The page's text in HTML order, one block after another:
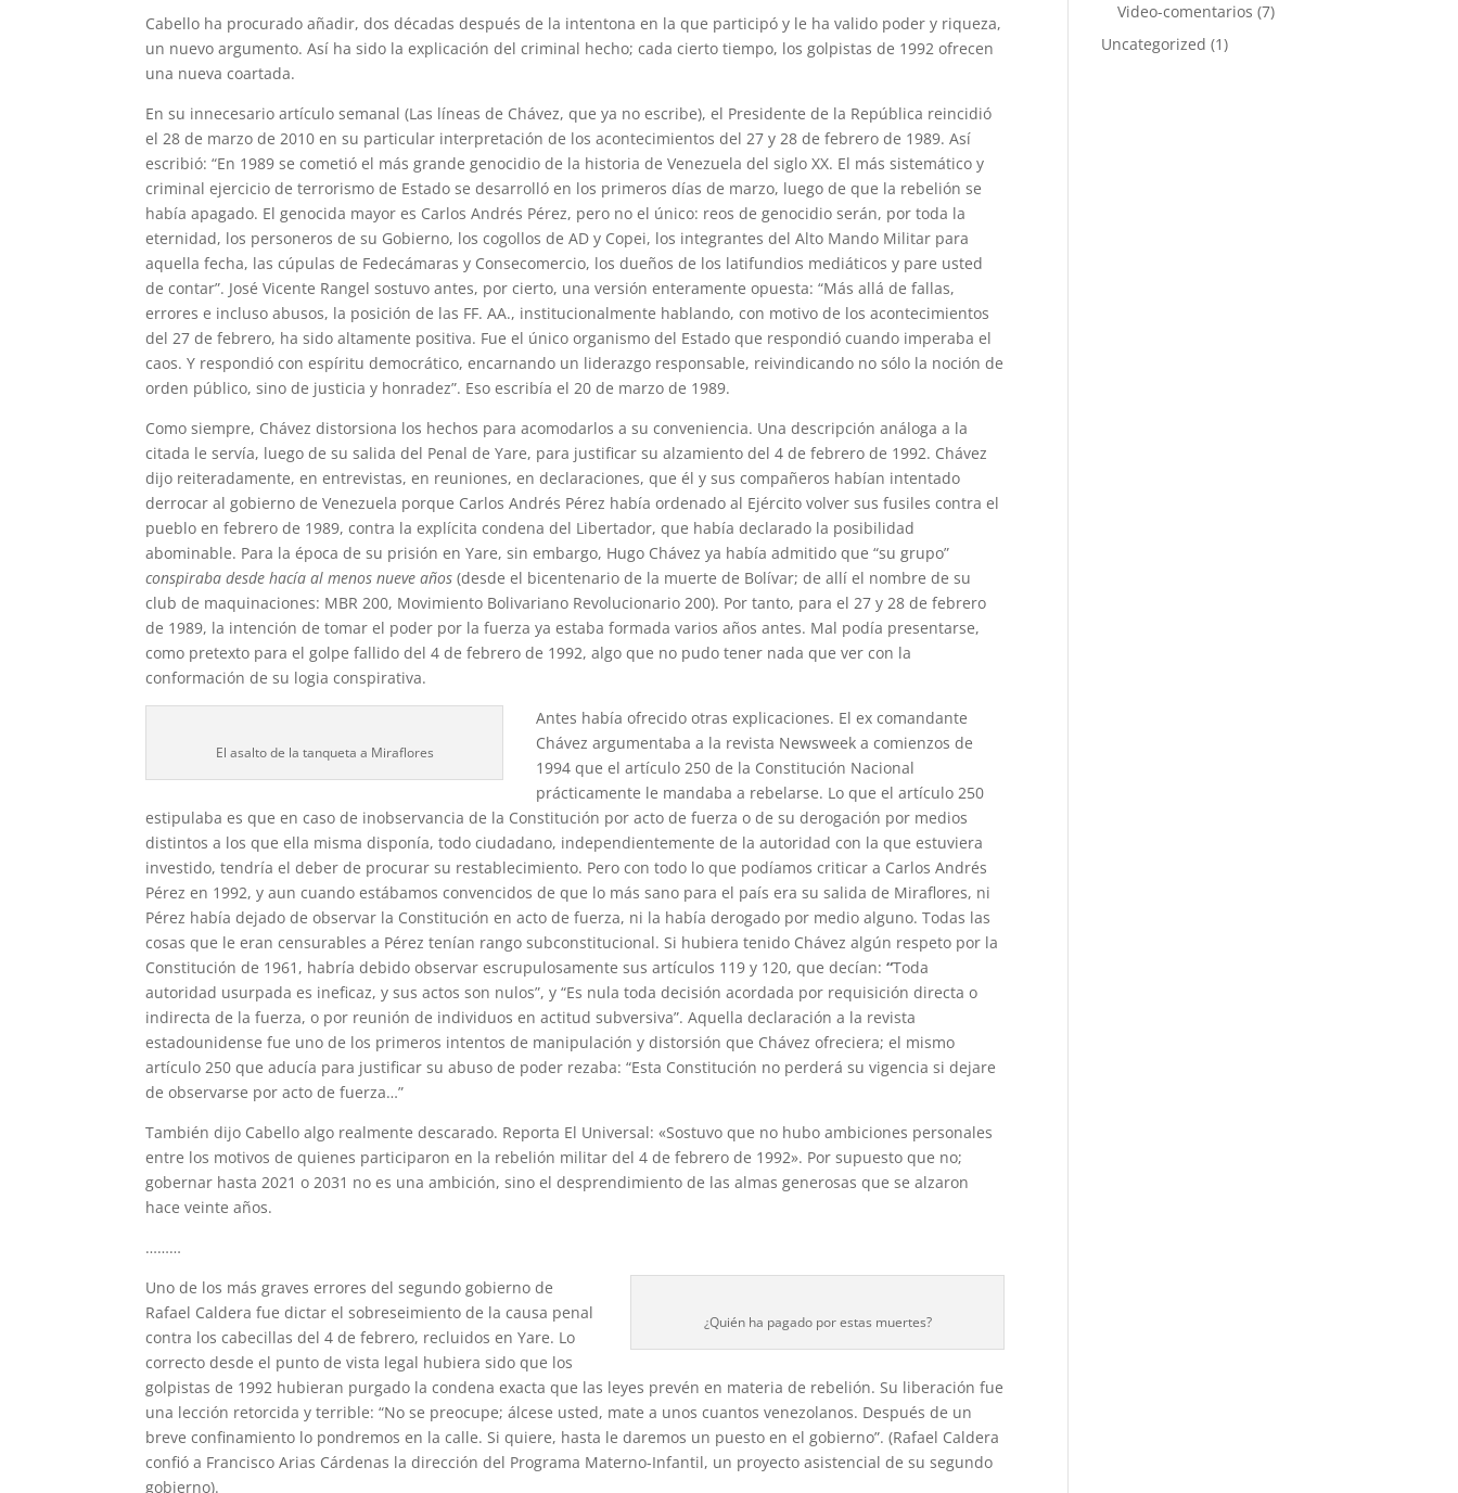
Cabello ha procurado añadir, dos décadas después de la intentona en la que participó y le ha valido poder y riqueza,
un nuevo argumento. Así ha sido la explicación del criminal hecho; cada cierto tiempo, los golpistas de 1992 ofrecen
una nueva coartada.
En su innecesario artículo semanal (Las líneas de Chávez, que ya no escribe), el Presidente de la República reincidió
el 28 de marzo de 2010 en su particular interpretación de los acontecimientos del 27 y 28 de febrero de 1989. Así
escribió: “En 1989 se cometió el más grande genocidio de la historia de Venezuela del siglo XX. El más sistemático y
criminal ejercicio de terrorismo de Estado se desarrolló en los primeros días de marzo, luego de que la rebelión se
había apagado. El genocida mayor es Carlos Andrés Pérez, pero no el único: reos de genocidio serán, por toda la
eternidad, los personeros de su Gobierno, los cogollos de AD y Copei, los integrantes del Alto Mando Militar para
aquella fecha, las cúpulas de Fedecámaras y Consecomercio, los dueños de los latifundios mediáticos y pare usted
de contar”. José Vicente Rangel sostuvo antes, por cierto, una versión enteramente opuesta: “Más allá de fallas,
errores e incluso abusos, la posición de las FF. AA., institucionalmente hablando, con motivo de los acontecimientos
del 27 de febrero, ha sido altamente positiva. Fue el único organismo del Estado que respondió cuando imperaba el
caos. Y respondió con espíritu democrático, encarnando un liderazgo responsable, reivindicando no sólo la noción de
orden público, sino de justicia y honradez”. Eso escribía el 20 de marzo de 1989.
Como siempre, Chávez distorsiona los hechos para acomodarlos a su conveniencia. Una descripción análoga a la
citada le servía, luego de su salida del Penal de Yare, para justificar su alzamiento del 4 de febrero de 1992. Chávez
dijo reiteradamente, en entrevistas, en reuniones, en declaraciones, que él y sus compañeros habían intentado
derrocar al gobierno de Venezuela porque Carlos Andrés Pérez había ordenado al Ejército volver sus fusiles contra el
pueblo en febrero de 1989, contra la explícita condena del Libertador, que había declarado la posibilidad
abominable. Para la época de su prisión en Yare, sin embargo, Hugo Chávez ya había admitido que “su grupo”
conspiraba desde hacía al menos nueve años (desde el bicentenario de la muerte de Bolívar; de allí el nombre de su
club de maquinaciones: MBR 200, Movimiento Bolivariano Revolucionario 200). Por tanto, para el 27 y 28 de febrero
de 1989, la intención de tomar el poder por la fuerza ya estaba formada varios años antes. Mal podía presentarse,
como pretexto para el golpe fallido del 4 de febrero de 1992, algo que no pudo tener nada que ver con la
conformación de su logia conspirativa.
El asalto de la tanqueta a Miraflores
Antes había ofrecido otras explicaciones. El ex comandante
Chávez argumentaba a la revista Newsweek a comienzos de
1994 que el artículo 250 de la Constitución Nacional
prácticamente le mandaba a rebelarse. Lo que el artículo 250
estipulaba es que en caso de inobservancia de la Constitución por acto de fuerza o de su derogación por medios
distintos a los que ella misma disponía, todo ciudadano, independientemente de la autoridad con la que estuviera
investido, tendría el deber de procurar su restablecimiento. Pero con todo lo que podíamos criticar a Carlos Andrés
Pérez en 1992, y aun cuando estábamos convencidos de que lo más sano para el país era su salida de Miraflores, ni
Pérez había dejado de observar la Constitución en acto de fuerza, ni la había derogado por medio alguno. Todas las
cosas que le eran censurables a Pérez tenían rango subconstitucional. Si hubiera tenido Chávez algún respeto por la
Constitución de 1961, habría debido observar escrupulosamente sus artículos 119 y 120, que decían:“Toda
autoridad usurpada es ineficaz, y sus actos son nulos”, y “Es nula toda decisión acordada por requisición directa o
indirecta de la fuerza, o por reunión de individuos en actitud subversiva”. Aquella declaración a la revista
estadounidense fue uno de los primeros intentos de manipulación y distorsión que Chávez ofreciera; el mismo
artículo 250 que aducía para justificar su abuso de poder rezaba: “Esta Constitución no perderá su vigencia si dejare
de observarse por acto de fuerza…”
También dijo Cabello algo realmente descarado. Reporta El Universal: «Sostuvo que no hubo ambiciones personales
entre los motivos de quienes participaron en la rebelión militar del 4 de febrero de 1992». Por supuesto que no;
gobernar hasta 2021 o 2031 no es una ambición, sino el desprendimiento de las almas generosas que se alzaron
hace veinte años.
………
¿Quién ha pagado por estas muertes?
Uno de los más graves errores del segundo gobierno de
Rafael Caldera fue dictar el sobreseimiento de la causa penal
contra los cabecillas del 4 de febrero, recluidos en Yare. Lo
correcto desde el punto de vista legal hubiera sido que los
golpistas de 1992 hubieran purgado la condena exacta que las leyes prevén en materia de rebelión. Su liberación fue
una lección retorcida y terrible: “No se preocupe; álcese usted, mate a unos cuantos venezolanos. Después de un
breve confinamiento lo pondremos en la calle. Si quiere, hasta le daremos un puesto en el gobierno”. (Rafael Caldera
confió a Francisco Arias Cárdenas la dirección del Programa Materno-Infantil, un proyecto asistencial de su segundo
gobierno).
Video-comentarios (7)
Uncategorized (1)